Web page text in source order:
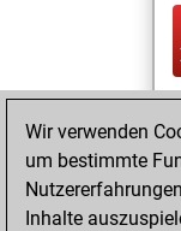
Wir verwenden
um bestimmte
Inhalte